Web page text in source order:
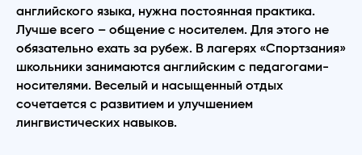
английского языка, нужна постоянная практика.
Лучше всего – общение с носителем. Для этого не
обязательно ехать за рубеж. В лагерях «Спортзания»
школьники занимаются английским с педагогами-
носителями. Веселый и насыщенный отдых
сочетается с развитием и улучшением
лингвистических навыков.